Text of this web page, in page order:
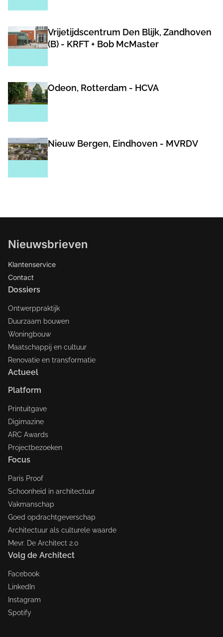
Vrijetijdscentrum Den Blijk, Zandhoven
(B) - KRFT + Bob McMaster
Odeon, Rotterdam - HCVA
Nieuw Bergen, Eindhoven - MVRDV
Nieuwsbrieven
Klantenservice
Contact
Dossiers
Ontwerppraktijk
Duurzaam bouwen
Woningbouw
Maatschappij en cultuur
Renovatie en transformatie
Actueel
Platform
Printuitgave
Digimazine
ARC Awards
Projectbezoeken
Focus
Paris Proof
Schoonheid in architectuur
Vakmanschap
Goed opdrachtgeverschap
Architectuur als culturele waarde
Mevr. De Architect 2.0
Volg de Architect
Facebook
LinkedIn
Instagram
Spotify